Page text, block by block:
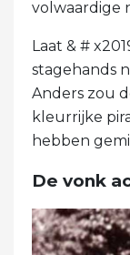
volwaardige
Laat & #
stagehands
Anders zou
kleurrijke
hebben
De vonk